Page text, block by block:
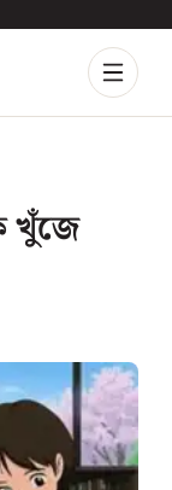
খুঁজে